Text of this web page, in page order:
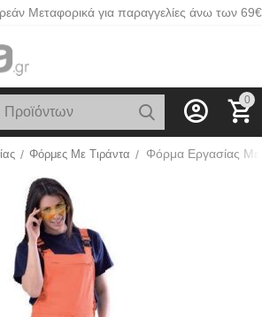
Μεταφορικά για παραγγελίες άνω των 69€
0
/ Φόρμες Με Τιράντα /